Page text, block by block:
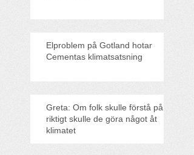
Elproblem på Gotland hotar
Cementas klimatsatsning
Greta: Om folk skulle förstå på
riktigt skulle de göra något åt
klimatet